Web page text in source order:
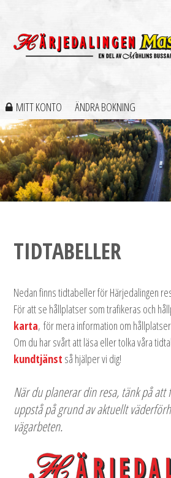
MITT KONTO ÄNDRA BOKNING
TIDTABELLER
Nedan finns tidtabeller för Härjedalingen
För att se hållplatser som trafikeras och
karta, för mera information om
Om du har svårt att läsa eller tolka våra
kundtjänst så hjälper vi dig!
När du planerar din resa, tänk på att
uppstå på grund av aktuellt
vägarbeten.